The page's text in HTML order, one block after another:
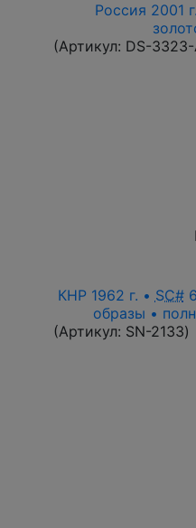
Россия 2001
(Артикул: DS-
КНР 1962 г. • SC#
образы •
(Артикул: SN-2133)